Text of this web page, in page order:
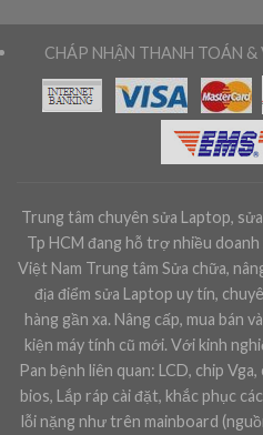
CHÁP NHẬN THANH TOÁN &
Trung tâm chuyên sửa Laptop,
Tp HCM đang hỗ trợ nhiều
Việt Nam Trung tâm Sửa chữa,
địa điểm sửa Laptop uy tín,
hàng gần xa. Nâng cấp, mua bán
kiện máy tính cũ mới. Với kinh
Pan bệnh liên quan: LCD, chip
bios, Lắp ráp cài đặt, khắc phục
lỗi nặng như trên mainboard